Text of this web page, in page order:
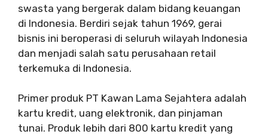
swasta yang bergerak dalam bidang keuangan
di Indonesia. Berdiri sejak tahun 1969, gerai
bisnis ini beroperasi di seluruh wilayah Indonesia
dan menjadi salah satu perusahaan retail
terkemuka di Indonesia.
Primer produk PT Kawan Lama Sejahtera adalah
kartu kredit, uang elektronik, dan pinjaman
tunai. Produk lebih dari 800 kartu kredit yang